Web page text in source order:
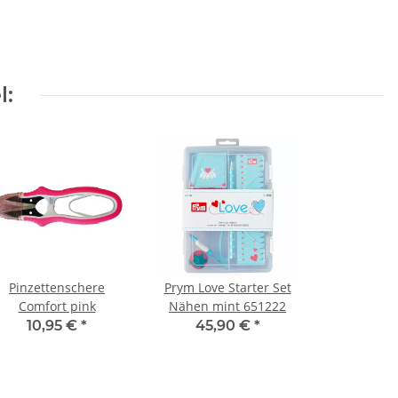
Pinzettenschere
Comfort pink
10,95 € *
Prym Love Starter Set
Nähen mint 651222
45,90 € *